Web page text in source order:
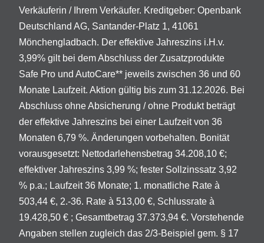
Verkäuferin / Ihrem Verkäufer. Kreditgeber: Openbank
Deutschland AG, Santander-Platz 1, 41061
Mönchengladbach. Der effektive Jahreszins i.H.v.
3,99% gilt bei dem Abschluss der Zusatzprodukte
Safe Pro und AutoCare** jeweils zwischen 36 und 60
Monate Laufzeit. Aktion gültig bis zum 31.12.2026. Bei
Abschluss ohne Absicherung / ohne Produkt beträgt
der effektive Jahreszins bei einer Laufzeit von 36
Monaten 6,79 %. Änderungen vorbehalten. Bonität
vorausgesetzt: Nettodarlehensbetrag 34.208,10 €;
effektiver Jahreszins 3,99 %; fester Sollzinssatz 3,92
% p.a.; Laufzeit 36 Monate; 1. monatliche Rate à
503,44 €, 2.-36. Rate à 513,00 €, Schlussrate à
19.428,50 € ; Gesamtbetrag 37.373,94 €. Vorstehende
Angaben stellen zugleich das 2/3-Beispiel gem. § 17